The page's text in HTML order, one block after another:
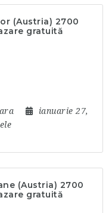
(Austria) 2700
gratuită
ianuarie 27,
(Austria) 2700
gratuită